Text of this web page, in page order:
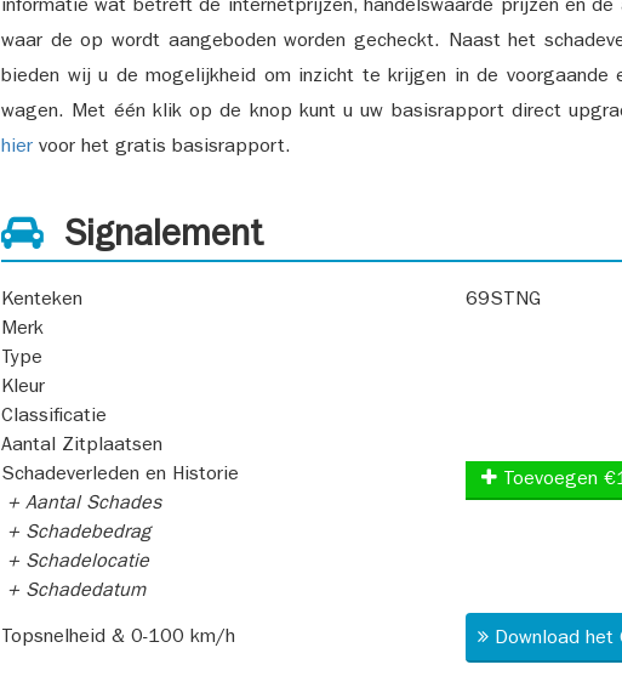
informatie wat betreft de internetprijzen, handelswaarde prijzen en
waar de op wordt aangeboden worden gecheckt. Naast het
bieden wij u de mogelijkheid om inzicht te krijgen in de voorgaande
wagen. Met één klik op de knop kunt u uw basisrapport direct
hier voor het gratis basisrapport.
Signalement
Kenteken
69STNG
Merk
Type
Kleur
Classificatie
Aantal Zitplaatsen
Schadeverleden en Historie
+ Aantal Schades
+ Schadebedrag
+ Schadelocatie
+ Schadedatum
Toevoegen
Topsnelheid & 0-100 km/h Download